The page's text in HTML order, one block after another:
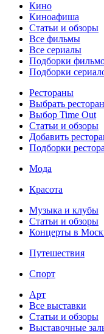
Кино
Киноафиша
Статьи и обзоры
Все фильмы
Все сериалы
Подборки
Подборки
Рестораны
Выбрать ресторан
Выбор Time Out
Статьи и обзоры
Добавить
Подборки
Мода
Красота
Музыка и клубы
Статьи и обзоры
Концерты в
Путешествия
Спорт
Арт
Все выставки
Статьи и обзоры
Выставочные